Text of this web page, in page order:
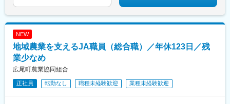
NEW
地域農業を支えるJA職員（総合職）／年休123日／残
業少なめ
広尾町農業協同組合
正社員 転勤なし 職種未経験歓迎 業種未経験歓迎